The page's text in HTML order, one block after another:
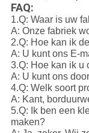
FAQ:
1.Q: Waar is uw
A: Onze fabriek
2.Q: Hoe kan ik
A: U kunt ons E-
3.Q: Hoe kan ik u
A: U kunt ons
4.Q: Welk soort
A: Kant,
5.Q: Ik ben een
maken?